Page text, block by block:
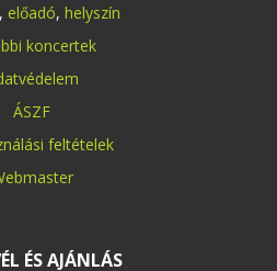
, előadó, helyszín
koncertek
ÁSZF
feltételek
ÉS AJÁNLÁS